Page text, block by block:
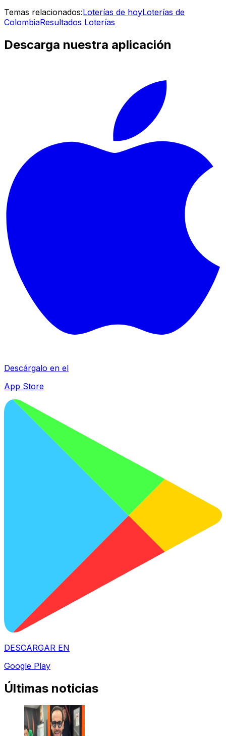
Temas relacionados:Loterías de hoyLoterías de
ColombiaResultados Loterías
Descarga nuestra aplicación
Descárgalo en el
App Store
DESCARGAR EN
Google Play
Últimas noticias